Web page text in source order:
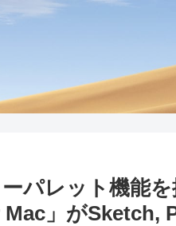
パレット機能
」がSketch,